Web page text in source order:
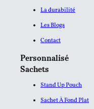
La durabilité
Les Blogs
Contact
Personnalisé
Sachets
Stand Up Pouch
Sachet À Fond Plat